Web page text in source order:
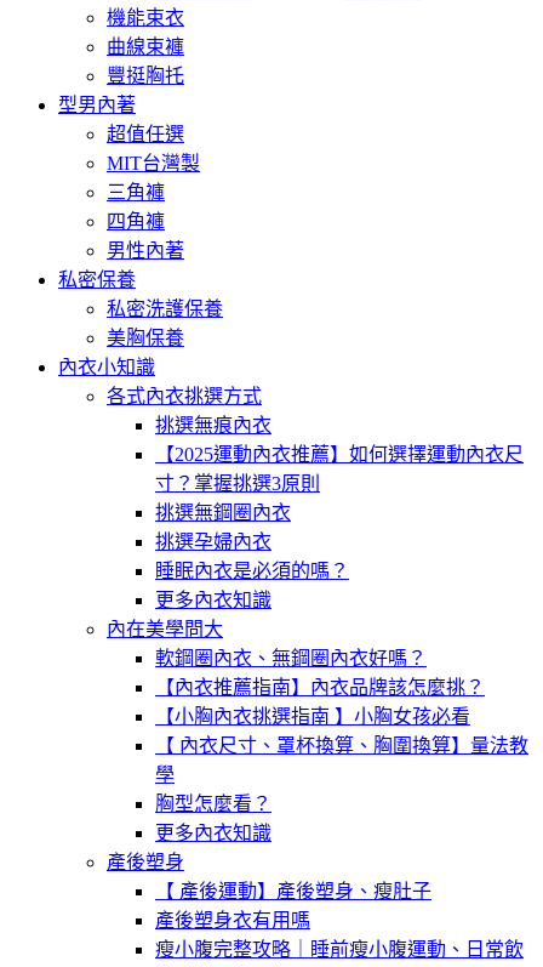
機能束衣
曲線束褲
豐挺胸托
型男內著
超值任選
MIT台灣製
三角褲
四角褲
男性內著
私密保養
私密洗護保養
美胸保養
內衣小知識
各式內衣挑選方式
挑選無痕內衣
【2025運動內衣推薦】如何選擇運動內衣尺
寸？掌握挑選3原則
挑選無鋼圈內衣
挑選孕婦內衣
睡眠內衣是必須的嗎？
更多內衣知識
內在美學問大
軟鋼圈內衣、無鋼圈內衣好嗎？
【內衣推薦指南】內衣品牌該怎麼挑？
【小胸內衣挑選指南 】小胸女孩必看
【 內衣尺寸、罩杯換算、胸圍換算】量法教
學
胸型怎麼看？
更多內衣知識
產後塑身
【 產後運動】產後塑身、瘦肚子
產後塑身衣有用嗎
瘦小腹完整攻略｜睡前瘦小腹運動、日常飲